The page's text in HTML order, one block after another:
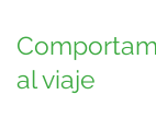
al viaje